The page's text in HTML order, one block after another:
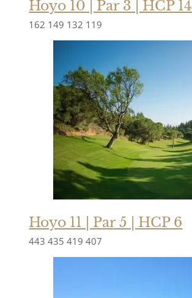
Hoyo 10 | Par 3 | HCP 14
162 149 132 119
Hoyo 11 | Par 5 | HCP 6
443 435 419 407